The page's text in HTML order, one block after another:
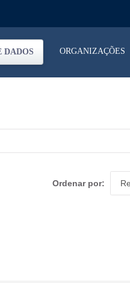
DADOS ORGANIZAÇÕES
Ordenar por